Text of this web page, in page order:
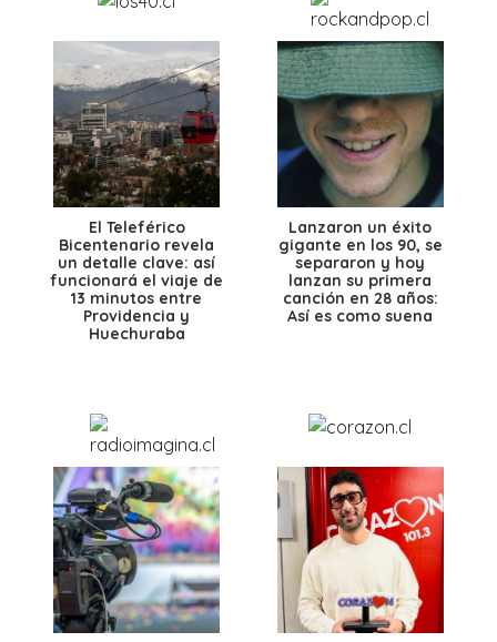
El Teleférico
Bicentenario revela
un detalle clave: así
funcionará el viaje de
13 minutos entre
Providencia y
Huechuraba
Lanzaron un éxito
gigante en los 90, se
separaron y hoy
lanzan su primera
canción en 28 años:
Así es como suena